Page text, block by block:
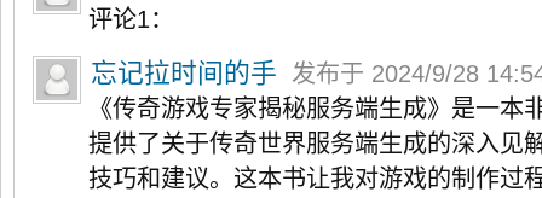
评论1：
忘记拉时间的手
发布于 2024/9/28
《传奇游戏专家揭秘服务端生成》是一本
提供了关于传奇世界服务端生成的深入见
技巧和建议。这本书让我对游戏的制作过